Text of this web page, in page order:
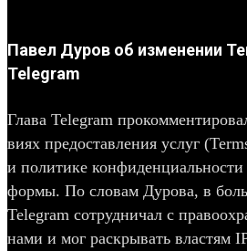
Павел Дуров об изменении
Telegram
Гла­ва Telegram
виях пре­дос­тавле­ния услуг
и полити­ке
формы. По сло­вам Дурова, в
Telegram сот­рудни­чал с
нами и мог рас­кры­вать влас­тям